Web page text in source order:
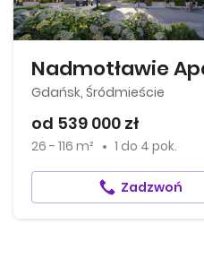
Gdańsk, Śródmieście
od 539 000 zł
26 - 116 m² 1 do 4 pok.
Zadzwoń